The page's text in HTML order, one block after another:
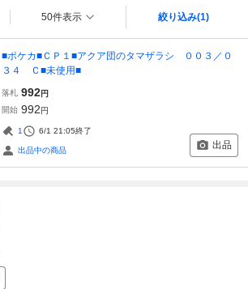
50件表示 絞り込み(1)
■ポケカ■ＣＰ１■アクア団のタマザラシ ００３／０
３４ Ｃ■未使用■
落札 992円
開始 992円
1 6/1 21:05終了
出品中の商品 出品